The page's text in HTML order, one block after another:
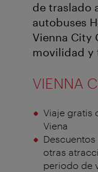
de traslado
autobuses
Vienna City
movilidad y
VIENNA
Viaje gratis
Viena
otras
periodo de